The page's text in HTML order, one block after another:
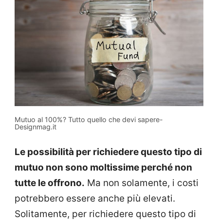
Mutuo al 100%? Tutto quello che devi sapere-
Designmag.it
Le possibilità per richiedere questo tipo di
mutuo non sono moltissime perché non
tutte le offrono. Ma non solamente, i costi
potrebbero essere anche più elevati.
Solitamente, per richiedere questo tipo di